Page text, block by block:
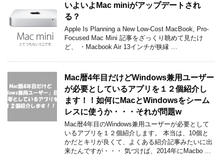
いよいよMac miniがアップデートされ
る？
Apple Is Planning a New Low-Cost MacBook, Pro-
Focused Mac Mini 記事をざっくり眺めて見たけ
ど、 ・Macbook Air 13インチが狭縁 …
Mac暦4年目だけどWindows兼用ユーザー
が必要としているアプリを１２個紹介し
ます！！如何にMacとWindowsをシーム
レスに使うか・・・それが問題w
Mac暦4年目のWindows兼用ユーザーが必要として
いるアプリを１２個紹介します。 本当は、10個と
かだとキリが良くて、よくある紹介記事みたいに出
来たんですが・・・ 気づけば、2014年にMacbo …